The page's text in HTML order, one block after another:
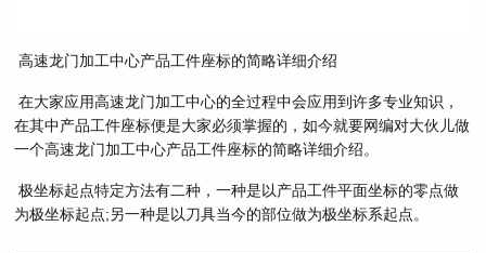
高速龙门加工中心产品工件座标的简略详细介绍
在大家应用高速龙门加工中心的全过程中会应用到许多专业知识，
在其中产品工件座标便是大家必须掌握的，如今就要网编对大伙儿做
一个高速龙门加工中心产品工件座标的简略详细介绍。
极坐标起点特定方法有二种，一种是以产品工件平面坐标的零点做
为极坐标起点;另一种是以刀具当今的部位做为极坐标系起点。